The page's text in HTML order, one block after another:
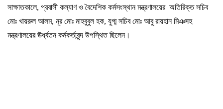
সাক্ষাতকালে, প্রবাসী কল্যাণ ও বৈদেশিক কর্মসংস্থান মন্ত্রণালয়ের অতিরিক্ত সচিব
মোঃ খায়রুল আলম, নূর মোঃ মাহবুবুল হক, যুগ্ম সচিব মোঃ আবু রায়হান মিঞসহ
মন্ত্রণালয়ের ঊর্ধ্বতন কর্মকর্তাবৃন্দ উপস্থিত ছিলেন।